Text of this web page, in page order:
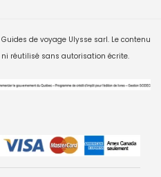
de voyage Ulysse sarl. Le contenu
réutilisé sans autorisation écrite.